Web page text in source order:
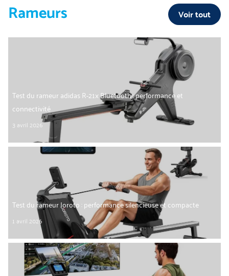
Rameurs Voir tout
Test du rameur adidas R-21x Bluetooth : performance et
connectivité
3 avril 2026
Test du rameur Joroto : performance silencieuse et compacte
1 avril 2026